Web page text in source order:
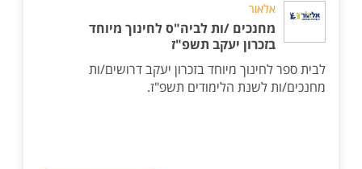
אלאור
מחנכים /ות לביה"ס לחינוך מיוחד
בזכרון יעקב תשפ"ז
לבית ספר לחינוך מיוחד בזכרון יעקב דרושים/ות
מחנכים/ות לשנת הלימודים תשפ"ז.